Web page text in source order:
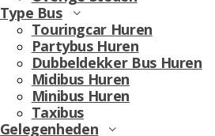
Type Bus
Touringcar Huren
Partybus Huren
Dubbeldekker Bus Huren
Midibus Huren
Minibus Huren
Taxibus
Gelegenheden